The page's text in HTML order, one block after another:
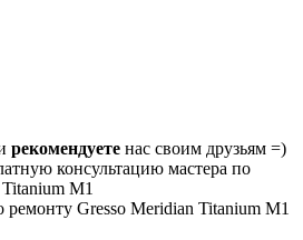
рекомендуете нас своим друзьям =)
консультацию мастера по
M1
ремонту Gresso Meridian Titanium M1